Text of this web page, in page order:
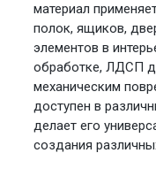
материал
полок, ящиков,
элементов в
обработке, ЛДСП
механическим
доступен в
делает его
создания